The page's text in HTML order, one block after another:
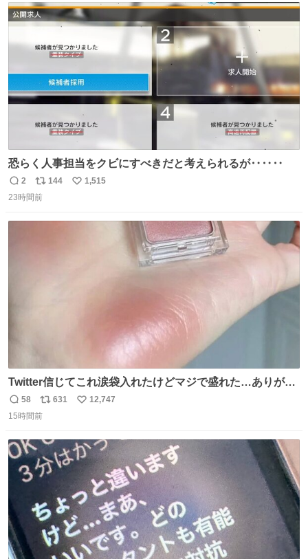
ト
数
数
恐らく人事担当をクビにすべきだと考えられるが‥‥‥
返
信
2
リ
ポ
144
い
1,515
23時間前
Twitter信じてこれ涙袋入れたけどマジで盛れた…ありがと
う…
返
信
58
リ
ポ
ト
数
631
い
数
12,747
15時間前